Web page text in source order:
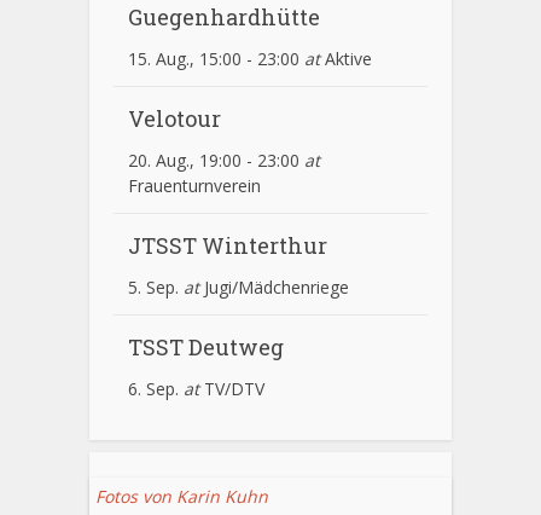
Guegenhardhütte
15. Aug., 15:00 - 23:00 atAktive
Velotour
20. Aug., 19:00 - 23:00 at
Frauenturnverein
JTSST Winterthur
5. Sep. atJugi/Mädchenriege
TSST Deutweg
6. Sep. atTV/DTV
Fotos von Karin Kuhn